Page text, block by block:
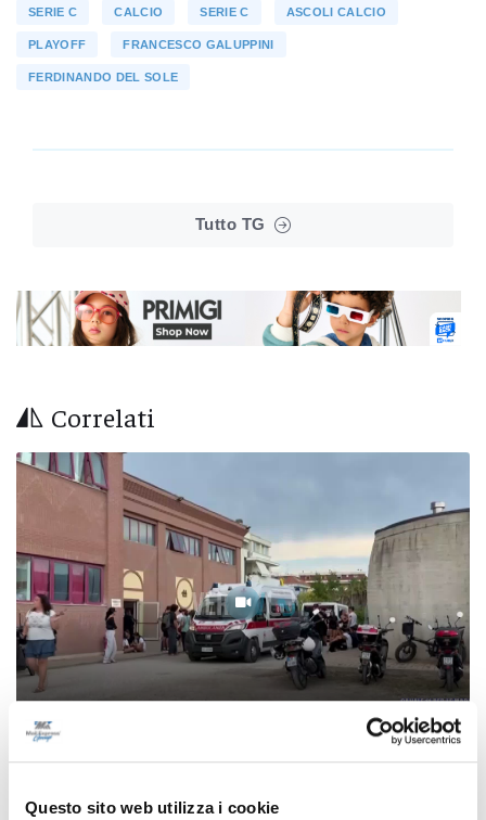
Questo sito web utilizza i cookie
SERIE C CALCIO SERIE C ASCOLI CALCIO
PLAYOFF FRANCESCO GALUPPINI
FERDINANDO DEL SOLE
Tutto TG
Correlati
alla camera ardente